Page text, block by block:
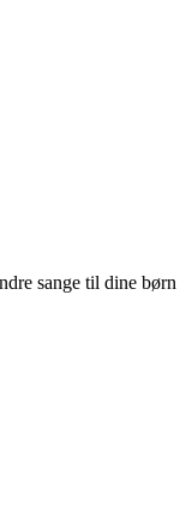
sange til dine børn